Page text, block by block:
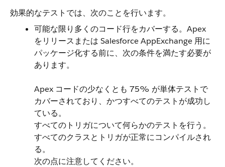
効果的なテストでは、次のことを行います。
可能な限り多くのコード行をカバーする。Apex
をリリースまたは Salesforce AppExchange 用に
パッケージ化する前に、次の条件を満たす必要が
あります。
Apex コードの少なくとも 75% が単体テストで
カバーされており、かつすべてのテストが成功し
ている。
すべてのトリガについて何らかのテストを行う。
すべてのクラスとトリガが正常にコンパイルされ
る。
次の点に注意してください。